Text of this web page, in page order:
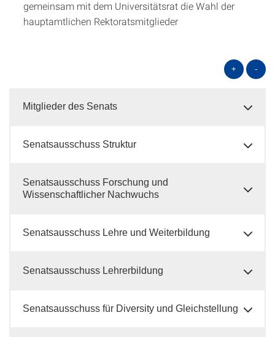
gemeinsam mit dem Universitätsrat die Wahl der
hauptamtlichen Rektoratsmitglieder
+ -
Mitglieder des Senats
Senatsausschuss Struktur
Senatsausschuss Forschung und
Wissenschaftlicher Nachwuchs
Senatsausschuss Lehre und Weiterbildung
Senatsausschuss Lehrerbildung
Senatsausschuss für Diversity und Gleichstellung